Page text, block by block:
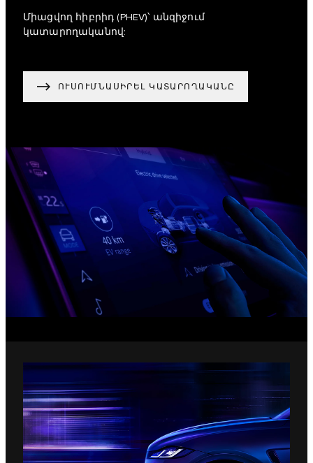
Միացվող հիբրիդ (PHEV)՝ անզիջում
կատարողականով:
ՈՒՍՈՒՄՆԱՍԻՐԵԼ ԿԱՏԱՐՈՂԱԿԱՆԸ